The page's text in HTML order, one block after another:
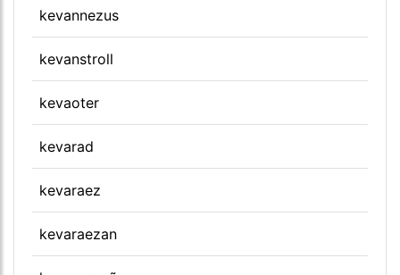
kevannezus
kevanstroll
kevaoter
kevarad
kevaraez
kevaraezan